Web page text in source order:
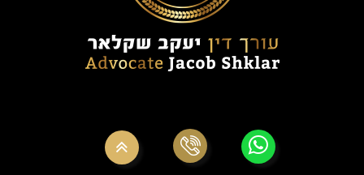
© כל הזכויות שמורות עורך דין פלילי יעקב שקלאר